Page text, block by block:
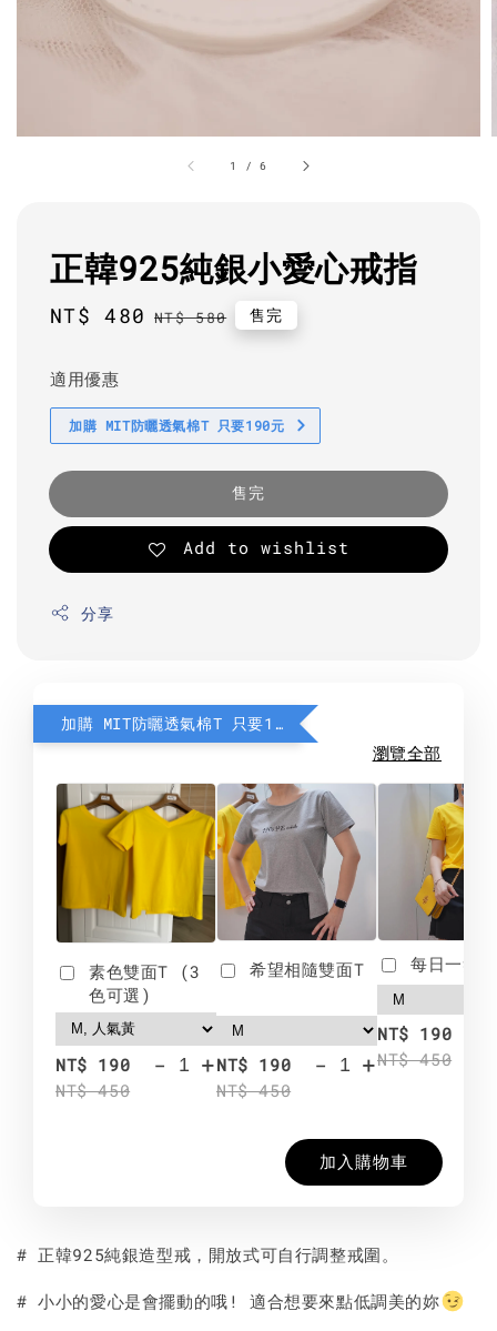
1 /6
正韓925純銀小愛心戒指
Sale
NT$ 480 Regular
NT$ 580 售完
適用優惠
加購 MIT防曬透氣棉T 只要190元
售完
Add to wishlist
分享
加購 MIT防曬透氣棉T 只要190元
瀏覽全部
素色雙面T (3
色可選)
NT$ 190
NT$ 450
- +
希望相隨雙面T
NT$ 190
NT$ 450
- +
每日一笑
NT$ 190
NT$ 450
加入購物車
# 正韓925純銀造型戒，開放式可自行調整戒圍。
# 小小的愛心是會擺動的哦! 適合想要來點低調美的妳